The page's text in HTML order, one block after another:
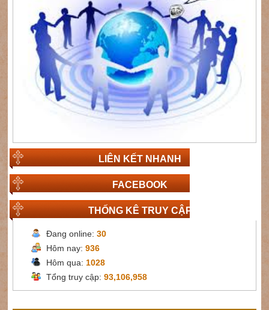
LIÊN KẾT NHANH
FACEBOOK
THỐNG KÊ TRUY CẬP
Đang online:30
Hôm nay:936
Hôm qua: 1028
Tổng truy cập:93,106,958